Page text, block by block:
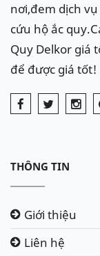
nơi,đem dịch
cứu hộ ắc
Quy Delkor giá
để được giá tốt!
THÔNG TIN
Giới thiệu
Liên hệ